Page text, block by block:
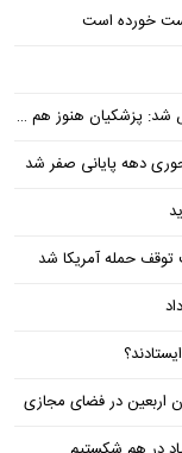
خورده است
نشده است چرا همتی استیضاح شد!
دهه پایانی صفر شد
توقف حمله آمریکا شد
اربعین در فضای مجازی